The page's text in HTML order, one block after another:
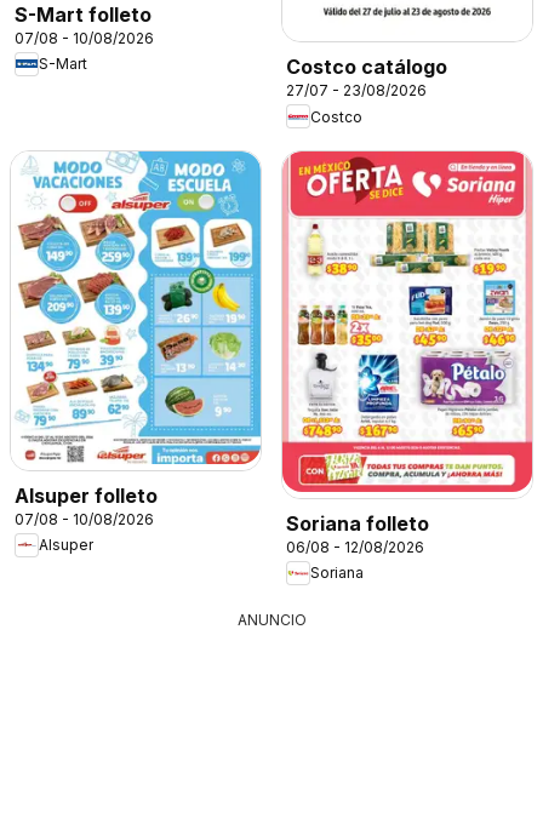
S-Mart folleto
07/08 - 10/08/2026
S-Mart
Costco catálogo
27/07 - 23/08/2026
Costco
Alsuper folleto
07/08 - 10/08/2026
Alsuper
Soriana folleto
06/08 - 12/08/2026
Soriana
ANUNCIO